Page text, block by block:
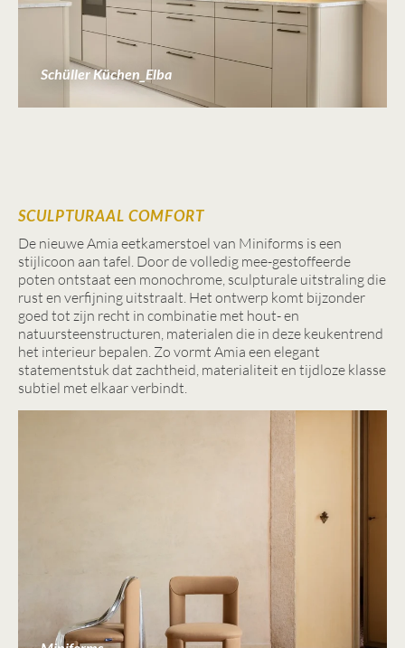
Schüller Küchen_Elba
SCULPTURAAL COMFORT
De nieuwe Amia eetkamerstoel van Miniforms is een
stijlicoon aan tafel. Door de volledig mee-gestoffeerde
poten ontstaat een monochrome, sculpturale uitstraling die
rust en verfijning uitstraalt. Het ontwerp komt bijzonder
goed tot zijn recht in combinatie met hout- en
natuursteenstructuren, materialen die in deze keukentrend
het interieur bepalen. Zo vormt Amia een elegant
statementstuk dat zachtheid, materialiteit en tijdloze klasse
subtiel met elkaar verbindt.